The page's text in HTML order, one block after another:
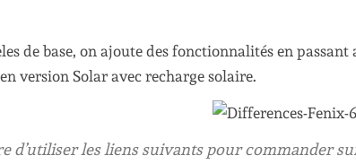
de base, on ajoute des fonctionnalités en
version Solar avec recharge solaire.
d’utiliser les liens suivants pour commander